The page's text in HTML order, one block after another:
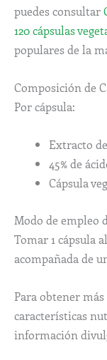
puedes consultar
120 cápsulas
populares de la
Composición de
Por cápsula:
Extracto
45% de
Cápsula
Modo de empleo
Tomar 1 cápsula
acompañada de
Para obtener
características
información